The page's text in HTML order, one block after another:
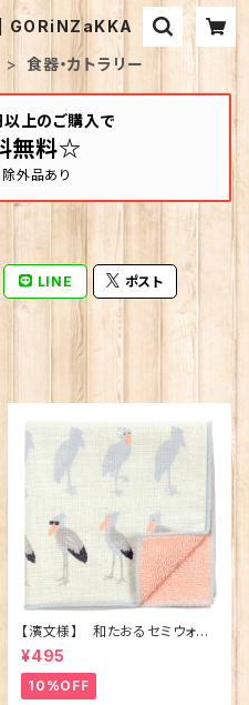
| GORiNZaKKA
食器・カトラリー
上のご購入で
無料☆
外品あり
LINE ポスト
【濱文様】 和たおるセミウォッ
シュ ごきげんハシビロコウ
(日本製)
¥495
10%OFF